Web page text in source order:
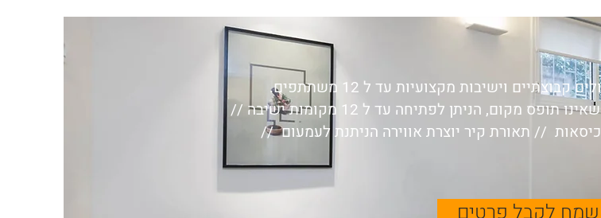
וישיבות מקצועיות עד ל 12 משתתפים.
מקום, הניתן לפתיחה עד ל 12 מקומות ישיבה //
// תאורת קיר יוצרת אווירה הניתנת לעמעום //